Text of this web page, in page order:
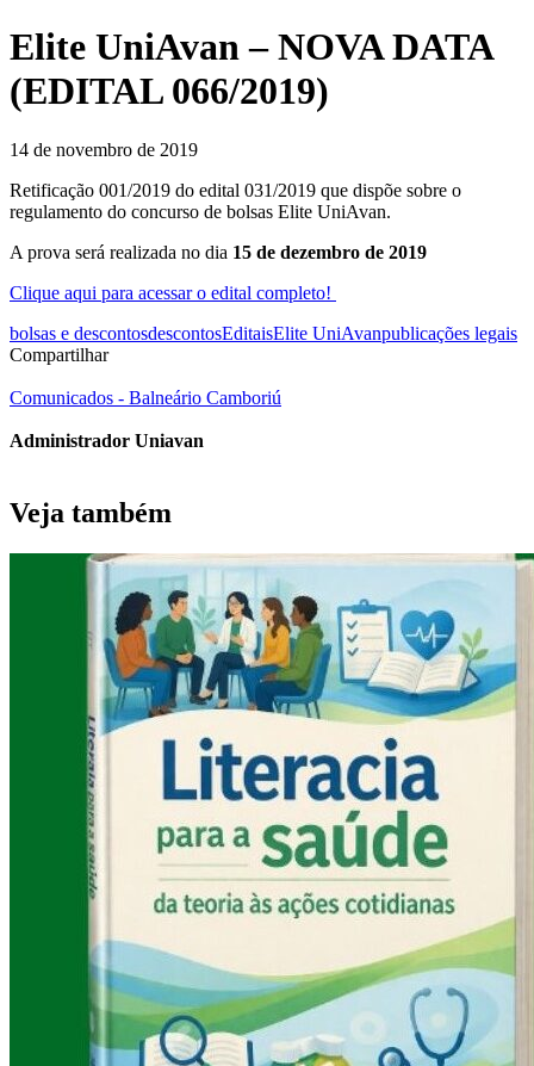
Elite UniAvan – NOVA DATA
(EDITAL 066/2019)
14 de novembro de 2019
Retificação 001/2019 do edital 031/2019 que dispõe sobre o
regulamento do concurso de bolsas Elite UniAvan.
A prova será realizada no dia 15 de dezembro de 2019
Clique aqui para acessar o edital completo!
bolsas e descontosdescontosEditaisElite UniAvanpublicações legais
Compartilhar
Comunicados - Balneário Camboriú
Administrador Uniavan
Veja também